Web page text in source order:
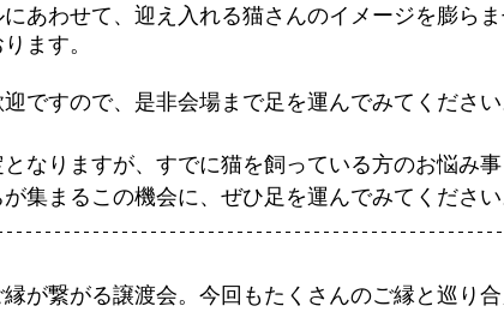
あわせて、迎え入れる猫さんのイメージを膨ら
ます。
ですので、是非会場まで足を運んでみてくださ
なりますが、すでに猫を飼っている方のお悩み
集まるこの機会に、ぜひ足を運んでみてくださ
が繋がる譲渡会。今回もたくさんのご縁と巡り